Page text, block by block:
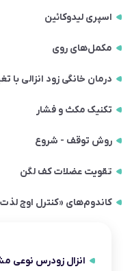
اسپری لیدوکائین
مکمل‌های روی
درمان خانگی زود انزالی با
تکنیک مکث و فشار
روش توقف - شروع
تقویت عضلات کف لگن
کاندوم‌های «کنترل اوج
انزال زودرس نوعی